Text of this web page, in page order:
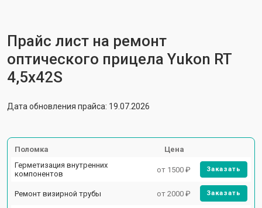
Прайс лист на ремонт
оптического прицела Yukon RT
4,5х42S
Дата обновления прайса: 19.07.2026
Поломка
Цена
Герметизация внутренних
компонентов
от 1500 ₽ Заказать
Ремонт визирной трубы от 2000 ₽ Заказать